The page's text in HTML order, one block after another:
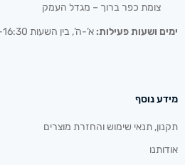
צומת כפר ברוך – מגדל העמק
ימים ושעות פעילות: א’-ה’, בין השעות 08:30-16:30
מידע נוסף
תקנון, תנאי שימוש והחזרת מוצרים
אודותנו